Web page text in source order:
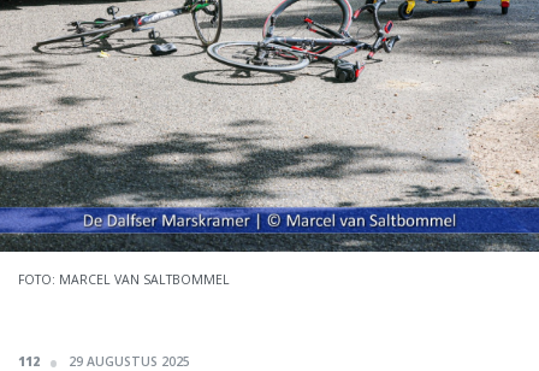
FOTO: MARCEL VAN SALTBOMMEL
112 29 AUGUSTUS 2025